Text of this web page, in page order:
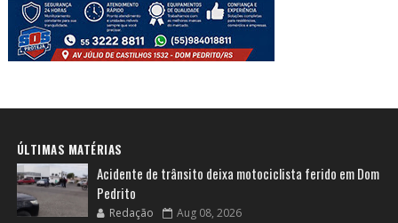
ÚLTIMAS MATÉRIAS
Acidente de trânsito deixa motociclista ferido em Dom
Pedrito
Redação Aug 08, 2026